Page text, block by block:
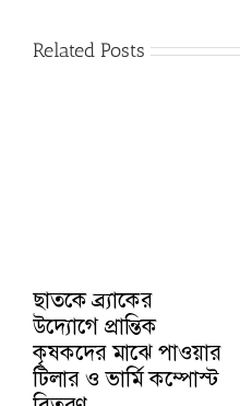
Related Posts
ছাতকে ব্র্যাকের
উদ্যোগে প্রান্তিক
কৃষকদের মাঝে পাওয়ার
টিলার ও ভার্মি কম্পোস্ট